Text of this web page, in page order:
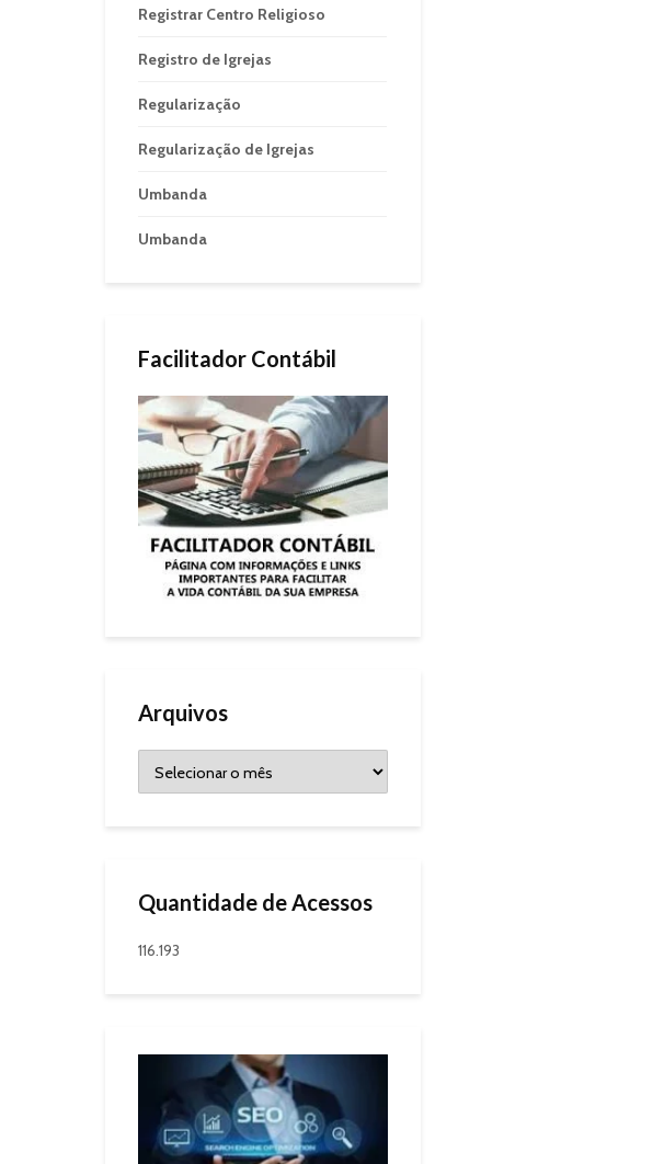
Registrar Centro Religioso
Registro de Igrejas
Regularização
Regularização de Igrejas
Umbanda
Umbanda
Facilitador Contábil
Arquivos
Quantidade de Acessos
116.193